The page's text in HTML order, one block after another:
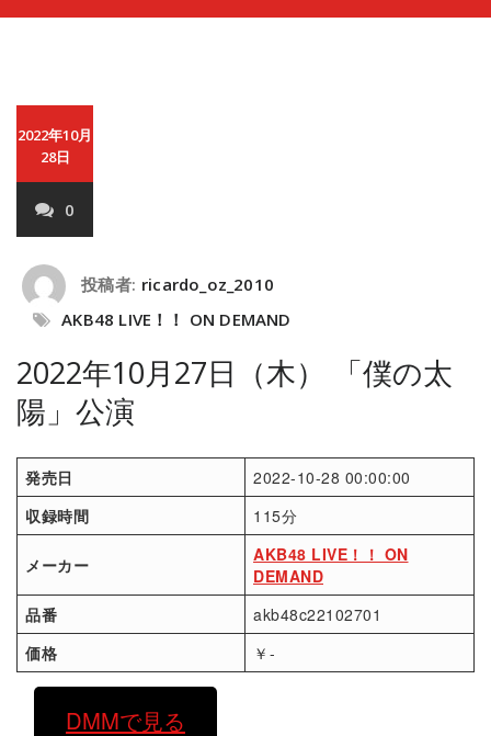
2022年10月
28日
0
投稿者: ricardo_oz_2010
AKB48 LIVE！！ ON DEMAND
2022年10月27日（木） 「僕の太
陽」公演
発売日
2022-10-28 00:00:00
収録時間
115分
メーカー
AKB48 LIVE！！ ON
DEMAND
品番
akb48c22102701
価格
￥-
DMMで見る